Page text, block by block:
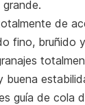
de
fino, bruñido
buena
guía de cola